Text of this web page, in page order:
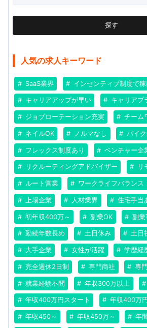
探す
人気の求人キーワード
SaaS業界 インセンティブ制度で稼
キャリアアップが早い キャリアプ
ジョブローテーション充実 チーム
ネイルOK ノルマなし バイ
フレックス制度あり ベンチャー企
リクルーティングアドバイザー リ
ルート営業 ワークライフバランス
上場企業 人材業界 住宅手当
初年収400万～ 副業OK 副業
勤続年数長め 土日休み 土日
大手企業 女性が活躍 学歴経
完全週休2日制 専門商社 専
就業経験不問 年収300万以上
年収400万円スタート 年収400万
年収450～ 年収450万～ 年